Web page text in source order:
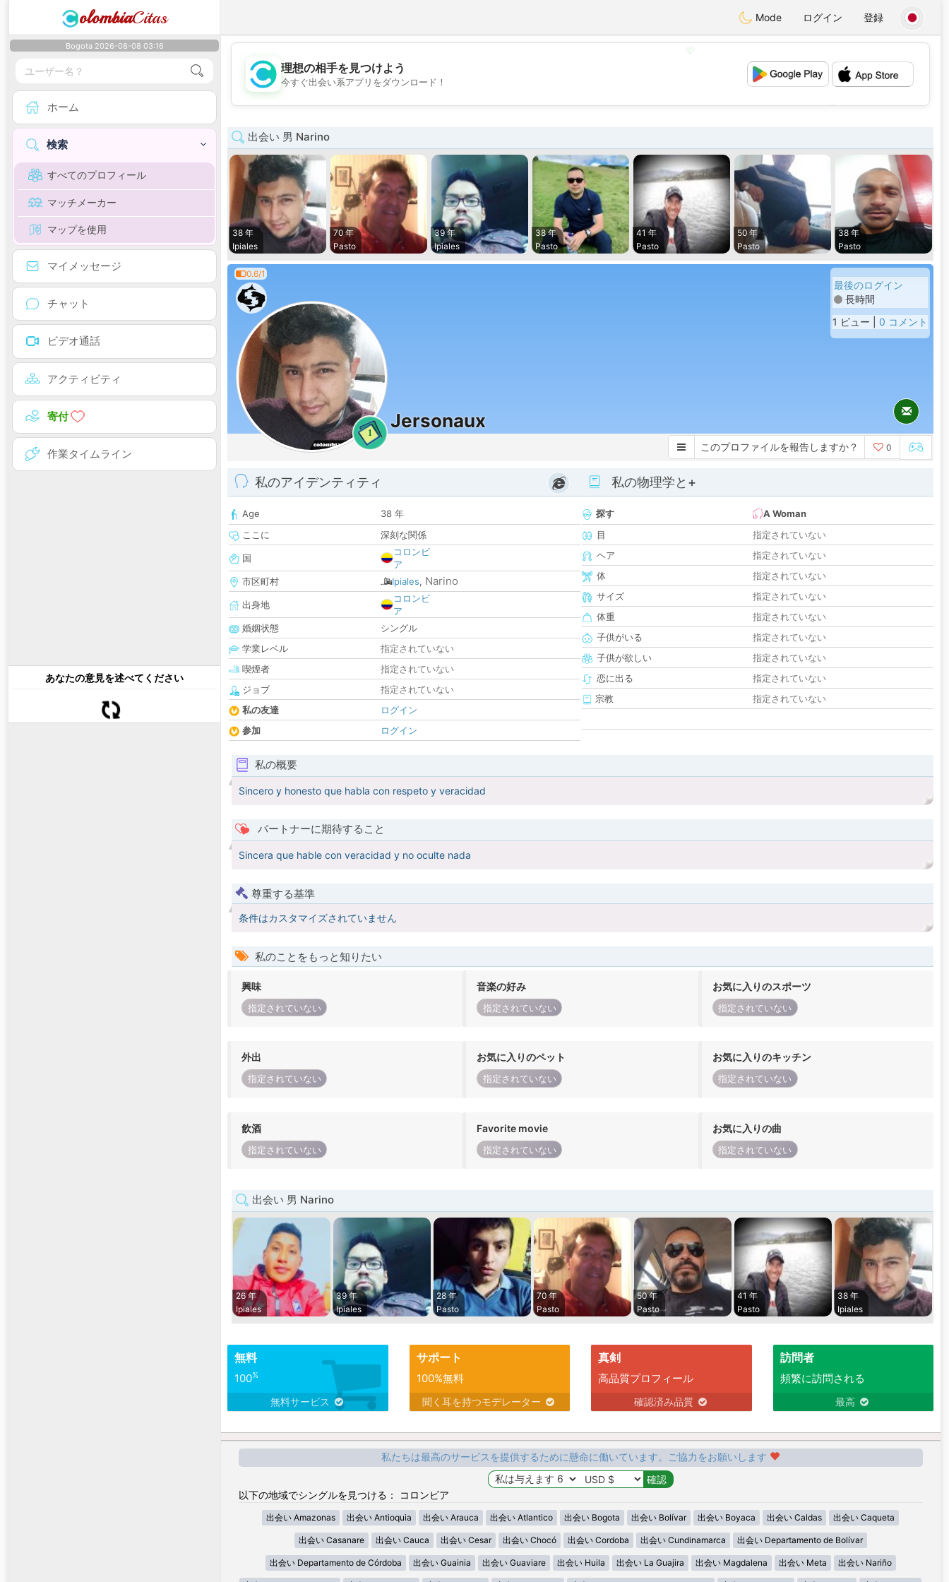
olombiaCitas Mode ログイン 登録
Bogota 2026-08-08 03:16
ホーム
検索
すべてのプロフィール
マッチメーカー
マップを使用
マイメッセージ
チャット
ビデオ通話
アクティビティ
寄付
作業タイムライン
あなたの意見を述べてください
💖
💕
理想の相手を見つけよう
今すぐ出会い系アプリをダウンロード！
出会い 男 Narino
38 年
Ipiales
70 年
Pasto
39 年
Ipiales
38 年
Pasto
41 年
Pasto
50 年
Pasto
38 年
Pasto
0.6/1
1
Jersonaux
最後のログイン
長時間
1 ビュー | 0 コメント
このプロファイルを報告しますか？ 0
私のアイデンティティ
Age
38 年
ここに
深刻な関係
国
コロンビ
ア
市区町村
Ipiales, Narino
出身地
コロンビ
ア
婚姻状態
シングル
学業レベル
指定されていない
喫煙者
指定されていない
ジョブ
指定されていない
私の友達
ログイン
参加
ログイン
私の物理学と+
探す
A Woman
目
指定されていない
ヘア
指定されていない
体
指定されていない
サイズ
指定されていない
体重
指定されていない
子供がいる
指定されていない
子供が欲しい
指定されていない
恋に出る
指定されていない
宗教
指定されていない
私の概要
Sincero y honesto que habla con respeto y veracidad
パートナーに期待すること
Sincera que hable con veracidad y no oculte nada
尊重する基準
条件はカスタマイズされていません
私のことをもっと知りたい
興味
指定されていない
音楽の好み
指定されていない
お気に入りのスポーツ
指定されていない
外出
指定されていない
お気に入りのペット
指定されていない
お気に入りのキッチン
指定されていない
飲酒
指定されていない
Favorite movie
指定されていない
お気に入りの曲
指定されていない
出会い 男 Narino
26 年
Ipiales
39 年
Ipiales
28 年
Pasto
70 年
Pasto
50 年
Pasto
41 年
Pasto
38 年
Ipiales
無料
100%
無料サービス
サポート
100%無料
聞く耳を持つモデレーター
真剣
高品質プロフィール
確認済み品質
訪問者
頻繁に訪問される
最高
私たちは最高のサービスを提供するために懸命に働いています。ご協力をお願いします
以下の地域でシングルを見つける： コロンビア
出会い Amazonas 出会い Antioquia 出会い Arauca 出会い Atlantico 出会い Bogota 出会い Bolívar 出会い Boyaca 出会い Caldas 出会い Caqueta
出会い Casanare 出会い Cauca 出会い Cesar 出会い Chocó 出会い Cordoba 出会い Cundinamarca 出会い Departamento de Bolívar
出会い Departamento de Córdoba 出会い Guainia 出会い Guaviare 出会い Huila 出会い La Guajira 出会い Magdalena 出会い Meta 出会い Nariño